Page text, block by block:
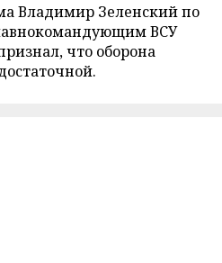
Владимир Зеленский по
ВСУ
что оборона